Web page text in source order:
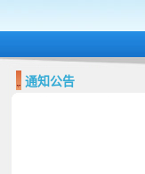
通知公告